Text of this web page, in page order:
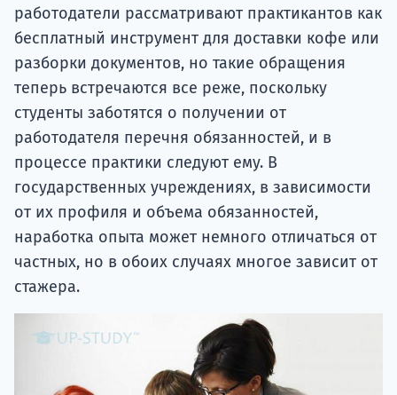
работодатели рассматривают практикантов как
бесплатный инструмент для доставки кофе или
разборки документов, но такие обращения
теперь встречаются все реже, поскольку
студенты заботятся о получении от
работодателя перечня обязанностей, и в
процессе практики следуют ему. В
государственных учреждениях, в зависимости
от их профиля и объема обязанностей,
наработка опыта может немного отличаться от
частных, но в обоих случаях многое зависит от
стажера.